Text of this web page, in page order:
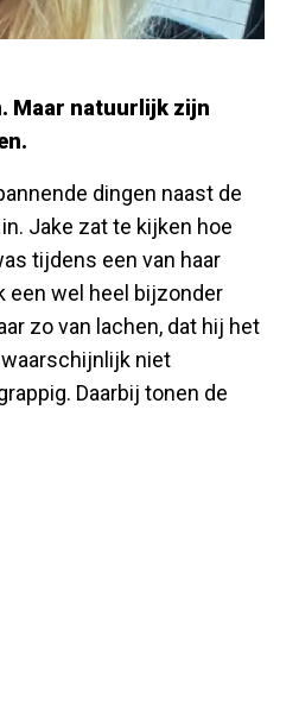
Maar natuurlijk zijn
dingen naast de
Jake zat te kijken hoe
tijdens een van haar
een wel heel bijzonder
zo van lachen, dat hij het
niet
Daarbij tonen de